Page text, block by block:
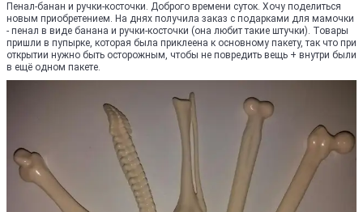
Пенал-банан и ручки-косточки. Доброго времени суток. Хочу поделиться
новым приобретением. На днях получила заказ с подарками для мамочки
- пенал в виде банана и ручки-косточки (она любит такие штучки). Товары
пришли в пупырке, которая была приклеена к основному пакету, так что при
открытии нужно быть осторожным, чтобы не повредить вещь + внутри были
в ещё одном пакете.